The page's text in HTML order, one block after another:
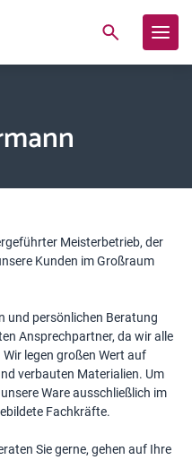
Meisterbetrieb, der
Kunden im Großraum
und persönlichen Beratung
Ansprechpartner, da wir alle
legen großen Wert auf
verbauten Materialien. Um
Ware ausschließlich im
Fachkräfte.
Sie gerne, gehen auf Ihre